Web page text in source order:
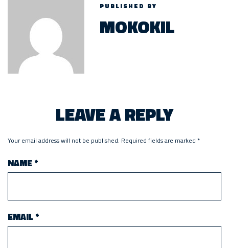
PUBLISHED BY
MOKOKIL
LEAVE A REPLY
Your email address will not be published. Required fields are marked *
NAME*
EMAIL*